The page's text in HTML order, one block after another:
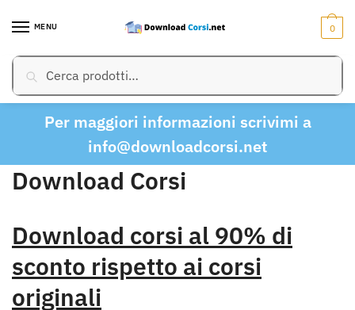
MENU
Cerca:Cerca
0
Per maggiori informazioni scrivimi a
info@downloadcorsi.net
Download Corsi
Download corsi al 90% di
sconto rispetto ai corsi
originali